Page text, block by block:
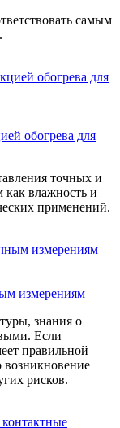
самым
обогрева для
точных и
влажность и
применений.
измерениям
знания о
Если
правильной
возникновение
рисков.